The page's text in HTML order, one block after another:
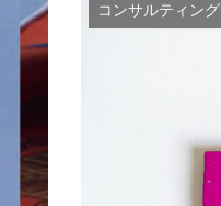
コンサルティング